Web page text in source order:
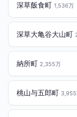
深草飯食町 1,536万
深草大亀谷大山町
納所町 2,355万
桃山与五郎町